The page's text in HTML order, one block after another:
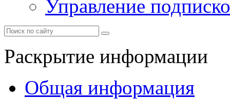
Управление
Раскрытие информации
Общая информация